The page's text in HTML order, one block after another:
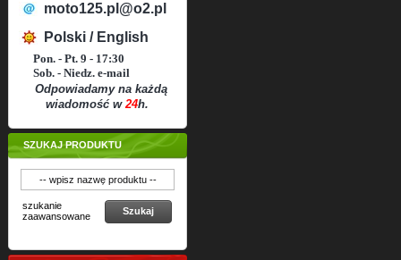
moto125.pl@o2.pl
Polski / English
Pon. - Pt. 9 - 17:30
Sob. - Niedz. e-mail
Odpowiadamy na każdą
wiadomość w24h.
SZUKAJ PRODUKTU
szukanie
zaawansowane
Szukaj